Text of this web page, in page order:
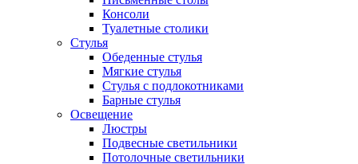
Консоли
Туалетные столики
Стулья
Обеденные стулья
Мягкие стулья
Стулья с подлокотниками
Барные стулья
Освещение
Люстры
Подвесные светильники
Потолочные светильники